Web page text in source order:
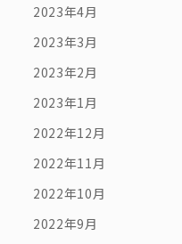
2023年4月
2023年3月
2023年2月
2023年1月
2022年12月
2022年11月
2022年10月
2022年9月